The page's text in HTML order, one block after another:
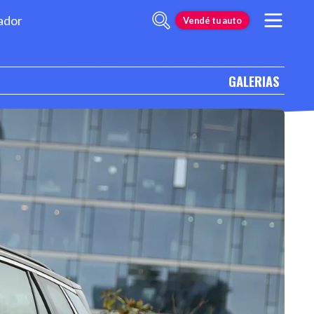
Vendé tu auto
GALERIAS